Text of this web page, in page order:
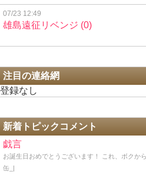
07/23 12:49
雄島遠征リベンジ (0)
注目の連絡網
登録なし
新着トピックコメント
戯言
お誕生日おめでとうございます！ これ、ボクか
缶_|